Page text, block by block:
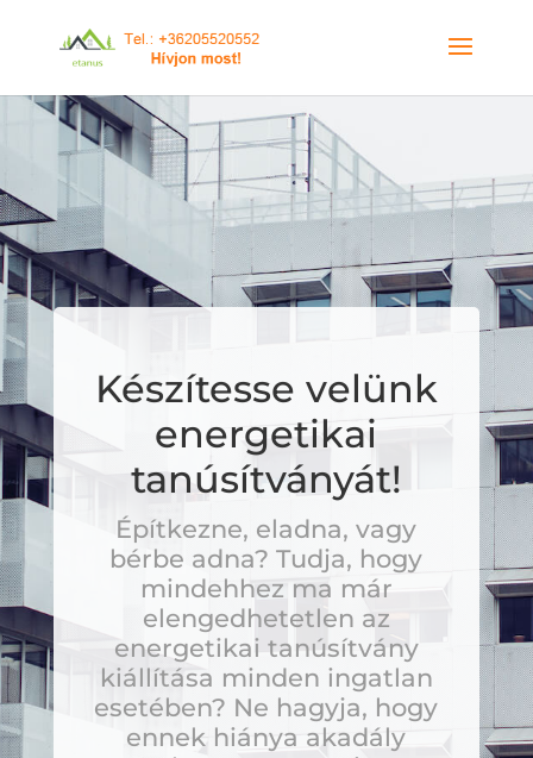
Készítesse velünk
energetikai
tanúsítványát!
Építkezne, eladna, vagy
bérbe adna? Tudja, hogy
mindehhez ma már
elengedhetetlen az
energetikai tanúsítvány
kiállítása minden ingatlan
esetében? Ne hagyja, hogy
ennek hiánya akadály